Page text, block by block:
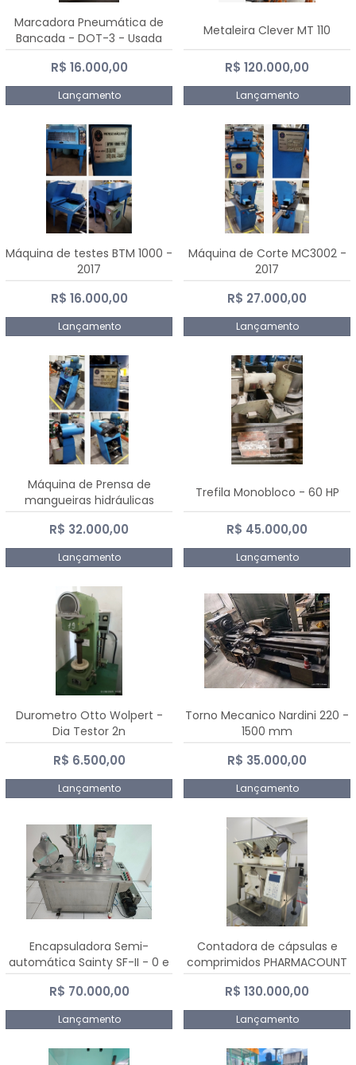
Marcadora Pneumática de
Bancada - DOT-3 - Usada
R$ 16.000,00
Lançamento
Metaleira Clever MT 110
R$ 120.000,00
Lançamento
Máquina de testes BTM 1000 -
2017
R$ 16.000,00
Lançamento
Máquina de Corte MC3002 -
2017
R$ 27.000,00
Lançamento
Máquina de Prensa de
mangueiras hidráulicas
PE50TF - 2017
R$ 32.000,00
Lançamento
Trefila Monobloco - 60 HP
R$ 45.000,00
Lançamento
Durometro Otto Wolpert -
Dia Testor 2n
R$ 6.500,00
Lançamento
Torno Mecanico Nardini 220 -
1500 mm
R$ 35.000,00
Lançamento
Encapsuladora Semi-
automática Sainty SF-II - 0 e
00
R$ 70.000,00
Lançamento
Contadora de cápsulas e
comprimidos PHARMACOUNT
- 2-2R3
R$ 130.000,00
Lançamento